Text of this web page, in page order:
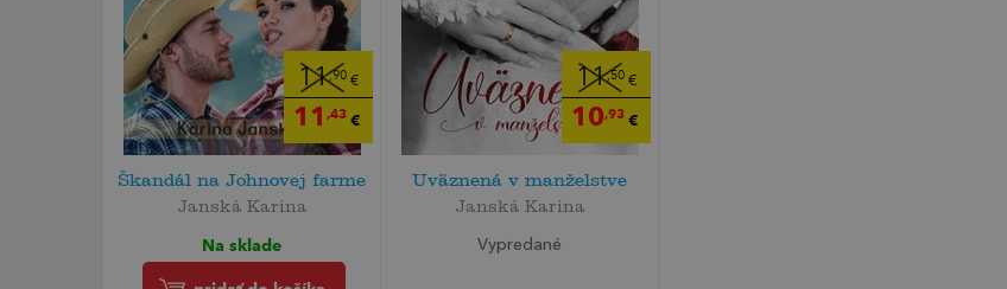
11,90 €
11 ,43 €
Škandál na Johnovej farme
Janská Karina
Na sklade
11,50 €
10,93 €
Uväznená v manželstve
Janská Karina
Vypredané